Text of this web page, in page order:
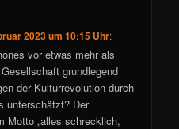
2023 um 10:15 Uhr:
vor etwas mehr als
grundlegend
der Kulturrevolution durch
unterschätzt? Der
Motto „alles schrecklich,